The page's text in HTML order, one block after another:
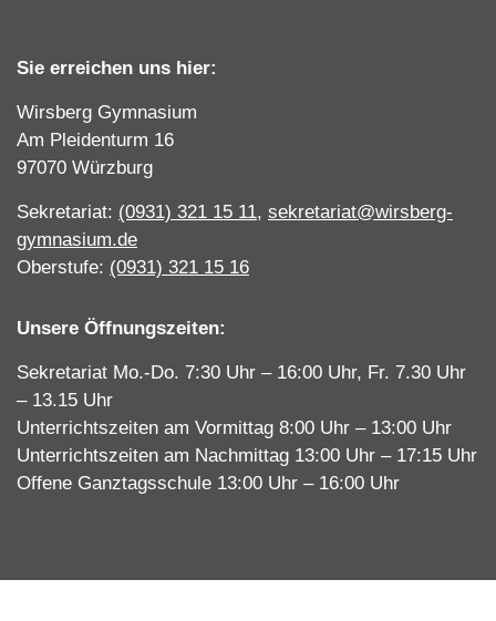
Sie erreichen uns hier:
Wirsberg Gymnasium
Am Pleidenturm 16
97070 Würzburg
Sekretariat: (0931) 321 15 11, sekretariat@wirsberg-
gymnasium.de
Oberstufe: (0931) 321 15 16
Unsere Öffnungszeiten:
Sekretariat Mo.-Do. 7:30 Uhr – 16:00 Uhr, Fr. 7.30 Uhr
– 13.15 Uhr
Unterrichtszeiten am Vormittag 8:00 Uhr – 13:00 Uhr
Unterrichtszeiten am Nachmittag 13:00 Uhr – 17:15 Uhr
Offene Ganztagsschule 13:00 Uhr – 16:00 Uhr